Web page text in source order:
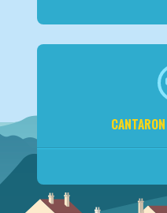
CANTARON